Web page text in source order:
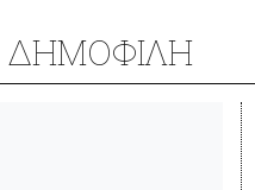
ΔΗΜΟΦΙΛΗ